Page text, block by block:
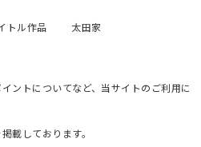
トル作品 太田家
ントについてなど、当サイトのご利用に
載しております。